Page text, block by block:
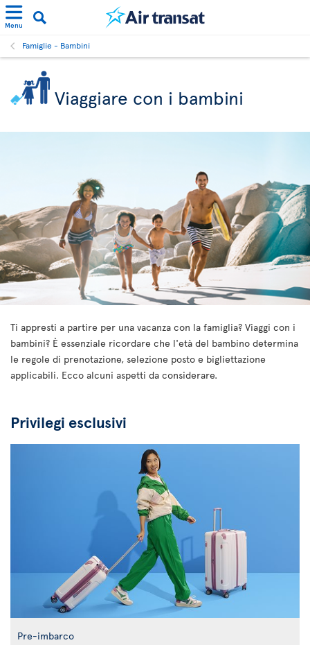
Menu
Famiglie - Bambini
Viaggiare con i bambini
Ti appresti a partire per una vacanza con la famiglia? Viaggi con i
bambini? È essenziale ricordare che l'età del bambino determina
le regole di prenotazione, selezione posto e bigliettazione
applicabili. Ecco alcuni aspetti da considerare.
Privilegi esclusivi
Pre-imbarco